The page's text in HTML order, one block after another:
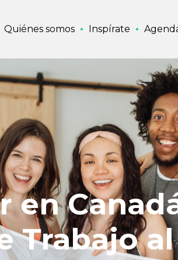
Quiénes somos Inspírate
en
Trabajo